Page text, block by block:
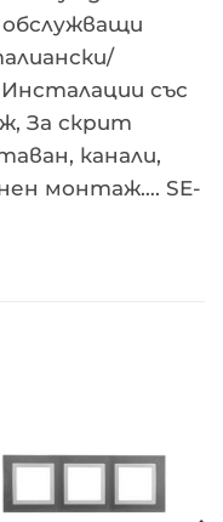
със
За скрит
канали,
монтаж…. SE-